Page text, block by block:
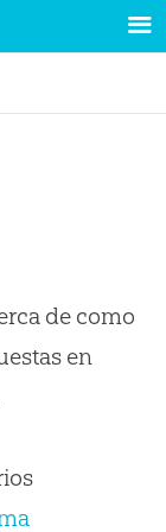
de como
en